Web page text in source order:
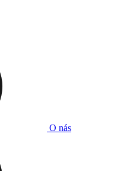
O nás